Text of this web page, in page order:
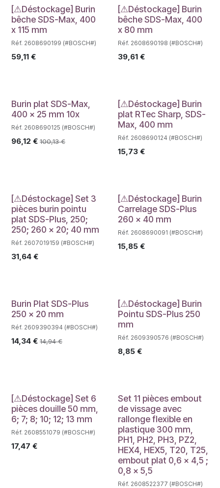
Déstockage
[⚠Déstockage] Burin
bêche SDS-Max, 400
x 115 mm
Réf. 2608690199 (#BOSCH#)
59,11 €
Déstockage
[⚠Déstockage] Burin
bêche SDS-Max, 400
x 80 mm
Réf. 2608690198 (#BOSCH#)
39,61€
Burin plat SDS-Max,
400 x 25 mm 10x
Réf. 2608690125 (#BOSCH#)
96,12 € 100,13€
Déstockage
[⚠Déstockage] Burin
plat RTec Sharp, SDS-
Max, 400 mm
Réf. 2608690124 (#BOSCH#)
15,73€
Déstockage
[⚠Déstockage] Set 3
pièces burin pointu
plat SDS-Plus, 250;
250; 260 x 20; 40 mm
Réf. 2607019159 (#BOSCH#)
31,64 €
Déstockage
[⚠Déstockage] Burin
Carrelage SDS-Plus
260 x 40 mm
Réf. 2608690091 (#BOSCH#)
15,85€
Burin Plat SDS-Plus
250 x 20 mm
Réf. 2609390394 (#BOSCH#)
14,34 € 14,94€
Déstockage
[⚠Déstockage] Burin
Pointu SDS-Plus 250
mm
Réf. 2609390576 (#BOSCH#)
8,85€
Déstockage
[⚠Déstockage] Set 6
pièces douille 50 mm,
6; 7; 8; 10; 12; 13 mm
Réf. 2608551079 (#BOSCH#)
17,47 €
Set 11 pièces embout
de vissage avec
rallonge flexible en
plastique 300 mm,
PH1, PH2, PH3, PZ2,
HEX4, HEX5, T20, T25,
embout plat 0,6 x 4,5 ;
0,8 x 5,5
Réf. 2608522377 (#BOSCH#)